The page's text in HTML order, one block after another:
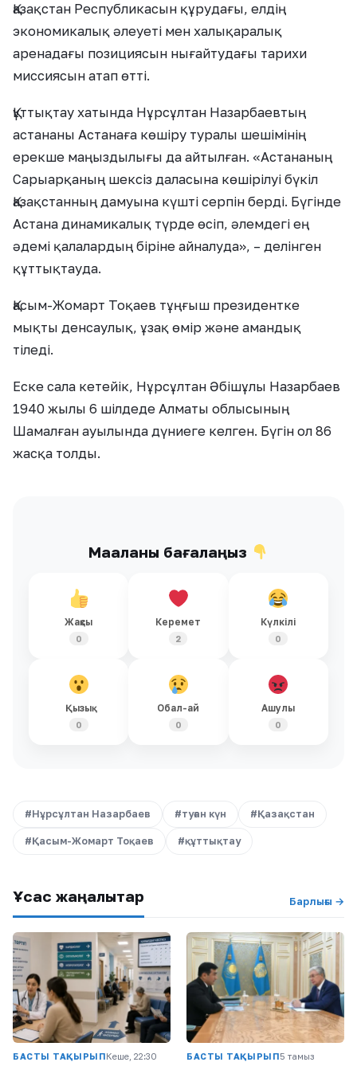
Қазақстан Республикасын құрудағы, елдің
экономикалық әлеуеті мен халықаралық
аренадағы позициясын нығайтудағы тарихи
миссиясын атап өтті.
Құттықтау хатында Нұрсұлтан Назарбаевтың
астананы Астанаға көшіру туралы шешімінің
ерекше маңыздылығы да айтылған. «Астананың
Сарыарқаның шексіз даласына көшірілуі бүкіл
Қазақстанның дамуына күшті серпін берді. Бүгінде
Астана динамикалық түрде өсіп, әлемдегі ең
әдемі қалалардың біріне айналуда», – делінген
құттықтауда.
Қасым-Жомарт Тоқаев тұңғыш президентке
мықты денсаулық, ұзақ өмір және амандық
тіледі.
Еске сала кетейік, Нұрсұлтан Әбішұлы Назарбаев
1940 жылы 6 шілдеде Алматы облысының
Шамалған ауылында дүниеге келген. Бүгін ол 86
жасқа толды.
Мақаланы бағалаңыз
Жақсы
0
Керемет
2
Күлкілі
0
Қызық
0
Обал-ай
0
Ашулы
0
#Нұрсұлтан Назарбаев #туған күн #Қазақстан
#Қасым-Жомарт Тоқаев #құттықтау
Ұқсас жаңалықтар Барлығы →
БАСТЫ ТАҚЫРЫПКеше, 22:30 БАСТЫ ТАҚЫРЫП5 тамыз